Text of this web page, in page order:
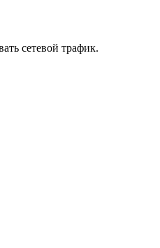
сетевой трафик.